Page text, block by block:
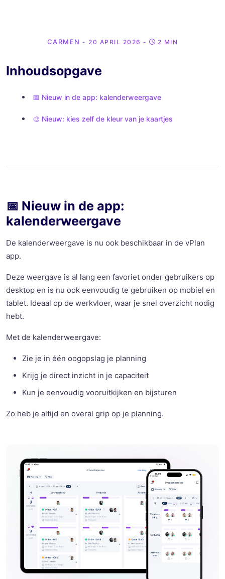
CARMEN- 20 APRIL 2026 - 2 MIN
Inhoudsopgave
📅 Nieuw in de app: kalenderweergave
🎨 Nieuw: kies zelf de kleur van je kaartjes
📅 Nieuw in de app:
kalenderweergave
De kalenderweergave is nu ook beschikbaar in de vPlan
app.
Deze weergave is al lang een favoriet onder gebruikers op
desktop en is nu ook eenvoudig te gebruiken op mobiel en
tablet. Ideaal op de werkvloer, waar je snel overzicht nodig
hebt.
Met de kalenderweergave:
Zie je in één oogopslag je planning
Krijg je direct inzicht in je capaciteit
Kun je eenvoudig vooruitkijken en bijsturen
Zo heb je altijd en overal grip op je planning.